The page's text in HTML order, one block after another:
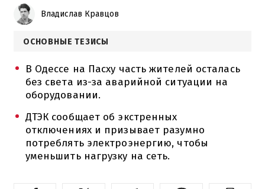
Владислав Кравцов
ОСНОВНЫЕ ТЕЗИСЫ
В Одессе на Пасху часть жителей осталась
без света из-за аварийной ситуации на
оборудовании.
ДТЭК сообщает об экстренных
отключениях и призывает разумно
потреблять электроэнергию, чтобы
уменьшить нагрузку на сеть.